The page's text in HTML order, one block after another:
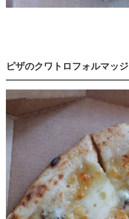
ピザのクワトロフォルマッジ